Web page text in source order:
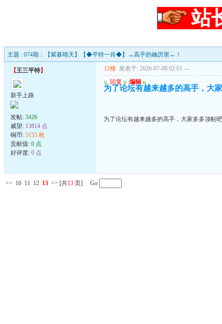
站
主题 : 074期：【紫暮晴天】【◆平特一肖◆】→高手的确厉害←！
【王三平特】
新手上路
发帖: 3426
威望: 13814 点
铜币: 5155 枚
贡献值: 0 点
好评度: 0 点
12楼 发表于: 2026-07-08 02:01 ---
u 回复 u 编辑 u
为了论坛有越来越多的高手，大
为了论坛有越来越多的高手，大家多多顶帖
<< 10 11 12 13 >> [共13 页] Go